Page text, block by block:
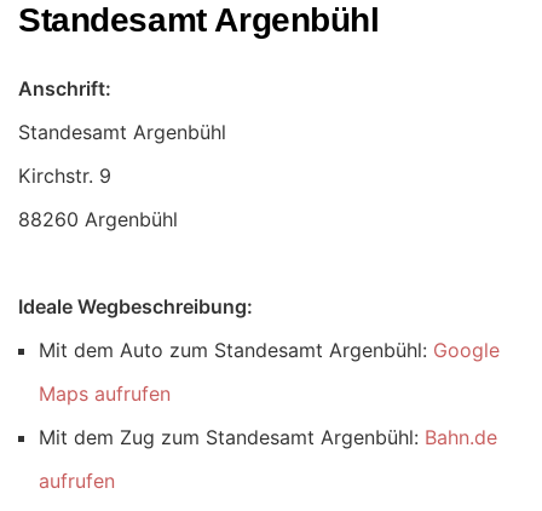
Standesamt Argenbühl
Anschrift:
Standesamt Argenbühl
88260 Argenbühl
Ideale Wegbeschreibung:
Mit dem Auto zum Standesamt Argenbühl: Google
Maps aufrufen
Mit dem Zug zum Standesamt Argenbühl: Bahn.de
aufrufen